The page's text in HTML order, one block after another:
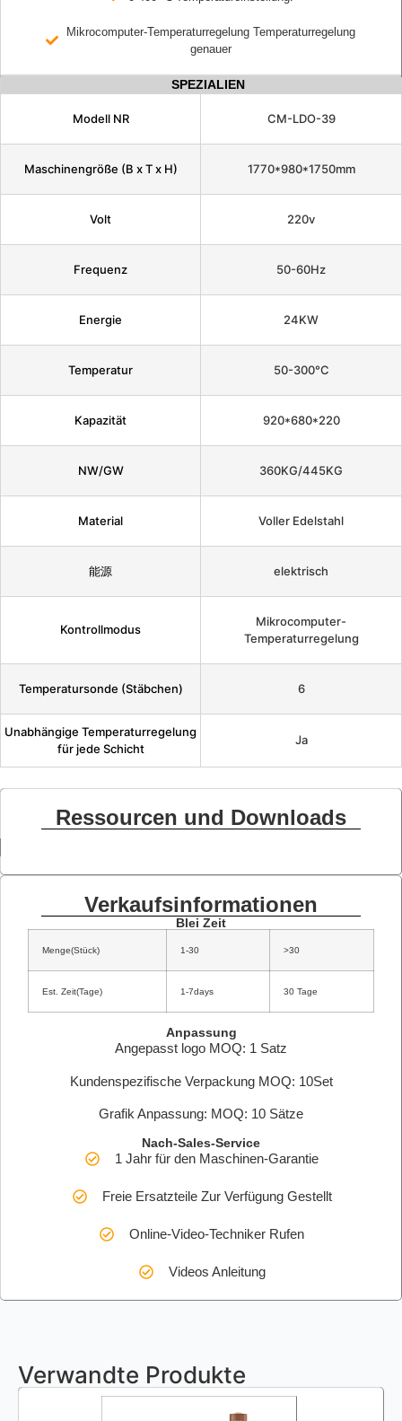
Mikrocomputer-Temperaturregelung Temperaturregelung
genauer
SPEZIALIEN
Modell NR CM-LDO-39
Maschinengröße (B x T x H) 1770*980*1750mm
Volt 220v
Frequenz 50-60Hz
Energie 24KW
Temperatur 50-300°C
Kapazität 920*680*220
NW/GW 360KG/445KG
Material Voller Edelstahl
能源 elektrisch
Kontrollmodus
Mikrocomputer-
Temperaturregelung
Temperatursonde (Stäbchen) 6
Unabhängige Temperaturregelung
für jede Schicht
Ja
Ressourcen und Downloads
Verkaufsinformationen
Blei Zeit
Menge(Stück) 1-30 >30
Est. Zeit(Tage) 1-7days 30 Tage
Anpassung
Angepasst logo MOQ: 1 Satz
Kundenspezifische Verpackung MOQ: 10Set
Grafik Anpassung: MOQ: 10 Sätze
Nach-Sales-Service
1 Jahr für den Maschinen-Garantie
Freie Ersatzteile Zur Verfügung Gestellt
Online-Video-Techniker Rufen
Videos Anleitung
Verwandte Produkte